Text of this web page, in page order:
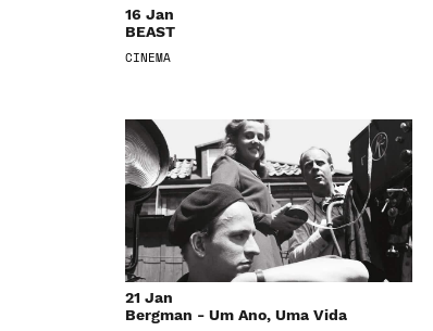
16 Jan
BEAST
CINEMA
21 Jan
Bergman - Um Ano, Uma Vida